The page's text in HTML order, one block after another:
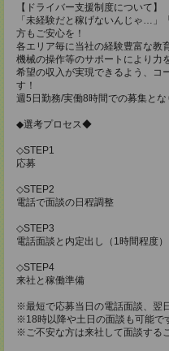
【ドライバー支援制度について】
「未経験だと稼げないんじゃ…」
方もご安心を！
各エリア毎に当社の経験豊富な教
機械の操作等のサポートにより力
希望の収入が実現できるよう、コ
す！
週5日勤務/実働8時間での募集とな
◆選考プロセス◆
◇STEP1
応募
◇STEP2
電話で面談の日程調整
◇STEP3
電話面談と内定出し（1時間程度）
◇STEP4
来社と稼働準備
※最短で応募当日の電話面談、翌
※18時以降や土日の面談も可能で
※ご不安な方は来社して面談する